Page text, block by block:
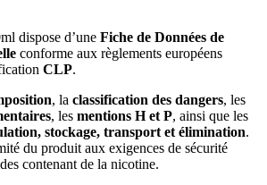
dispose d’une Fiche de Données de
conforme aux règlements européens
CLP.
, la classification des dangers, les
, les mentions H et P, ainsi que les
stockage, transport et élimination.
du produit aux exigences de sécurité
contenant de la nicotine.